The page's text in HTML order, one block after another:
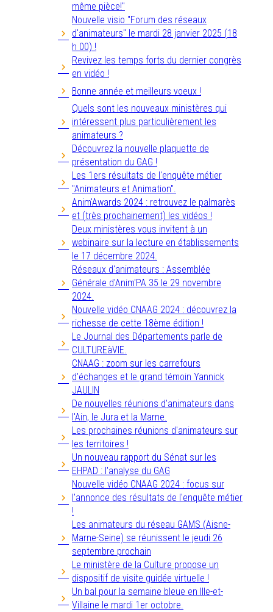
même pièce!"
Nouvelle visio "Forum des réseaux
d'animateurs" le mardi 28 janvier 2025 (18
h 00) !
Revivez les temps forts du dernier congrès
en vidéo !
Bonne année et meilleurs voeux !
Quels sont les nouveaux ministères qui
intéressent plus particulièrement les
animateurs ?
Découvrez la nouvelle plaquette de
présentation du GAG !
Les 1ers résultats de l'enquête métier
"Animateurs et Animation".
Anim'Awards 2024 : retrouvez le palmarès
et (très prochainement) les vidéos !
Deux ministères vous invitent à un
webinaire sur la lecture en établissements
le 17 décembre 2024.
Réseaux d'animateurs : Assemblée
Générale d'Anim'PA 35 le 29 novembre
2024.
Nouvelle vidéo CNAAG 2024 : découvrez la
richesse de cette 18ème édition !
Le Journal des Départements parle de
CULTUREàVIE.
CNAAG : zoom sur les carrefours
d'échanges et le grand témoin Yannick
JAULIN
De nouvelles réunions d'animateurs dans
l'Ain, le Jura et la Marne.
Les prochaines réunions d'animateurs sur
les territoires !
Un nouveau rapport du Sénat sur les
EHPAD : l'analyse du GAG
Nouvelle vidéo CNAAG 2024 : focus sur
l'annonce des résultats de l'enquête métier
!
Les animateurs du réseau GAMS (Aisne-
Marne-Seine) se réunissent le jeudi 26
septembre prochain
Le ministère de la Culture propose un
dispositif de visite guidée virtuelle !
Un bal pour la semaine bleue en Ille-et-
Villaine le mardi 1er octobre.